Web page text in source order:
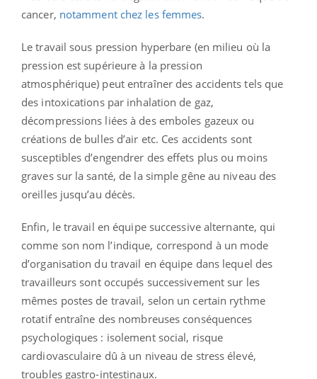
cancer, notamment chez les femmes.
Le travail sous pression hyperbare (en milieu où la
pression est supérieure à la pression
atmosphérique) peut entraîner des accidents tels que
des intoxications par inhalation de gaz,
décompressions liées à des emboles gazeux ou
créations de bulles d’air etc. Ces accidents sont
susceptibles d’engendrer des effets plus ou moins
graves sur la santé, de la simple gêne au niveau des
oreilles jusqu’au décès.
Enfin, le travail en équipe successive alternante, qui
comme son nom l’indique, correspond à un mode
d’organisation du travail en équipe dans lequel des
travailleurs sont occupés successivement sur les
mêmes postes de travail, selon un certain rythme
rotatif entraîne des nombreuses conséquences
psychologiques : isolement social, risque
cardiovasculaire dû à un niveau de stress élevé,
troubles gastro-intestinaux.